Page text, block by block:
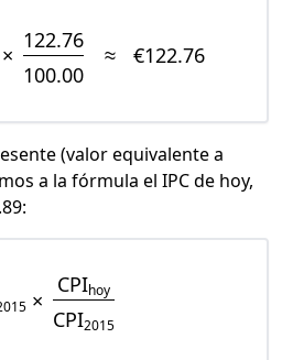
122.76
100.00
≈ €122.76
(valor equivalente a
a la fórmula el IPC de hoy,
×
CPIhoy
CPI2015